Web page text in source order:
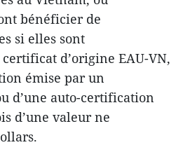
bénéficier de
si elles sont
certificat d’origine EAU-VN,
émise par un
d’une auto-certification
d’une valeur ne